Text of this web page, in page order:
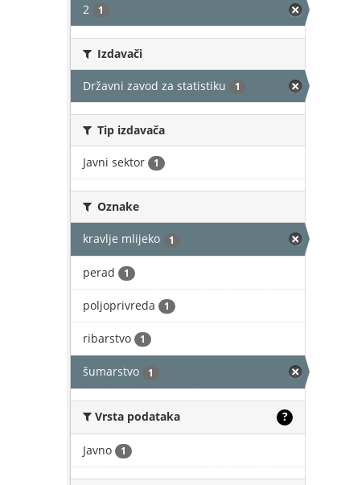
2 1
Izdavači
Državni zavod za statistiku 1
Tip izdavača
Javni sektor 1
Oznake
kravlje mlijeko 1
perad 1
poljoprivreda 1
ribarstvo 1
šumarstvo 1
Vrsta podataka ?
Javno 1